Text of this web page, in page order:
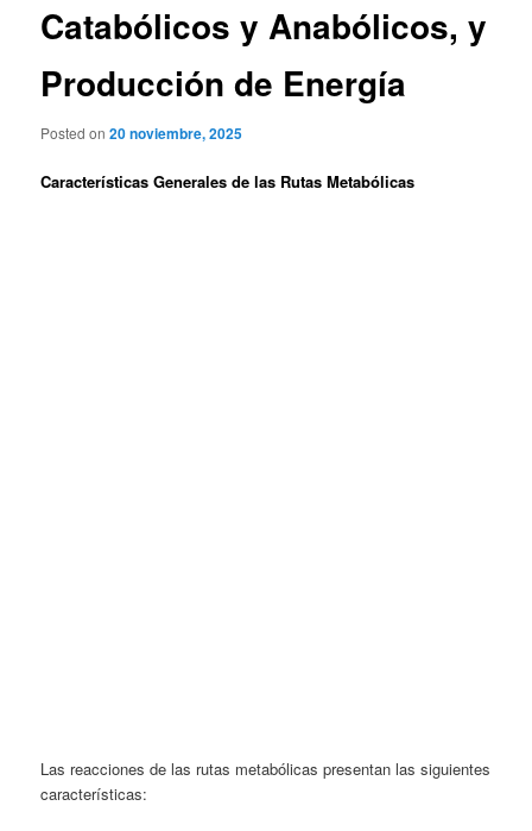
Catabólicos y Anabólicos, y
Producción de Energía
Posted on20 noviembre, 2025
Características Generales de las Rutas Metabólicas
Las reacciones de las rutas metabólicas presentan las siguientes
características: